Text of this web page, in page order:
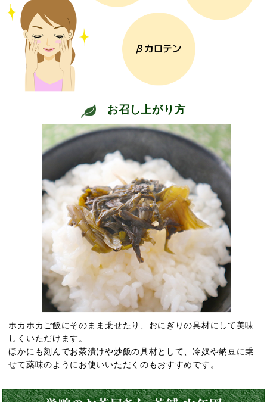
お召し上がり方
ホカホカご飯にそのまま乗せたり、おにぎりの具材にして美味
しくいただけます。
ほかにも刻んでお茶漬けや炒飯の具材として、冷奴や納豆に乗
せて薬味のようにお使いいただくのもおすすめです。